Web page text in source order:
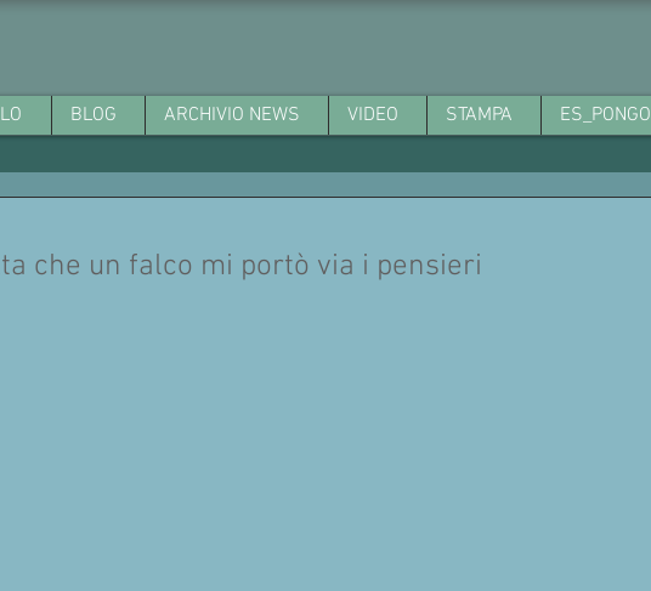
BLOG ARCHIVIO NEWS VIDEO STAMPA ES_PONGO
che un falco mi portò via i pensieri